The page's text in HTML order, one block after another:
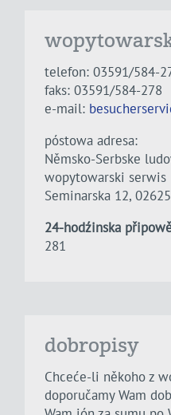
telefon: 03591/584-
faks: 03591/584-278
e-mail:
póstowa adresa:
Němsko-Serbske
wopytowarski serwis
Seminarska 12,
24-hodźinska
281
dobropisy
Chceće-li někoho z
doporučamy Wam